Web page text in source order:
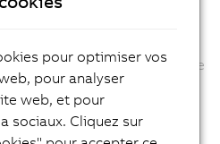
électroniques partiellement
versions ont des
une meilleure robustesse
comme la poussière, les
pour optimiser vos
pour analyser
web, et pour
sociaux. Cliquez sur